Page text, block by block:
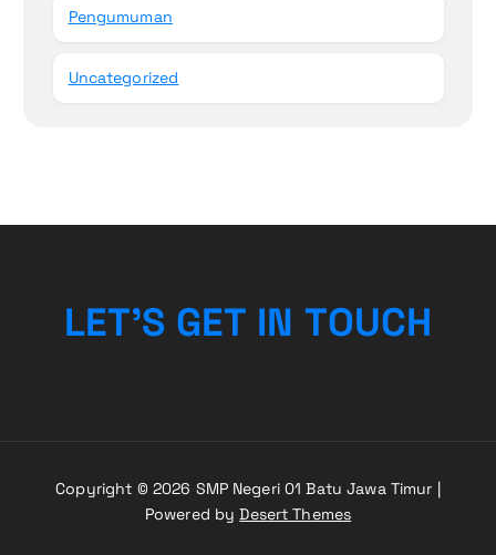
Pengumuman
Uncategorized
LET’S GET IN TOUCH
Copyright © 2026 SMP Negeri 01 Batu Jawa Timur |
Powered byDesert Themes